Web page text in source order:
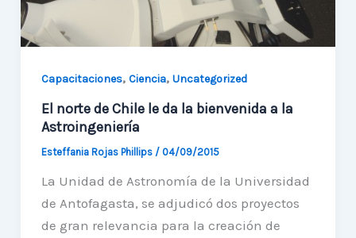
Capacitaciones, Ciencia, Uncategorized
El norte de Chile le da la bienvenida a la
Astroingeniería
Esteffania Rojas Phillips / 04/09/2015
La Unidad de Astronomía de la Universidad
de Antofagasta, se adjudicó dos proyectos
de gran relevancia para la creación de